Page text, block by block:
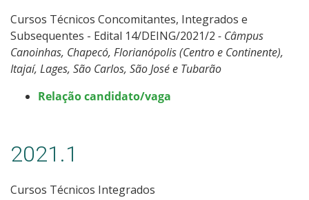
Cursos Técnicos Concomitantes, Integrados e
Subsequentes - Edital 14/DEING/2021/2 - Câmpus
Canoinhas, Chapecó, Florianópolis (Centro e Continente),
Itajaí, Lages, São Carlos, São José e Tubarão
Relação candidato/vaga
2021.1
Cursos Técnicos Integrados